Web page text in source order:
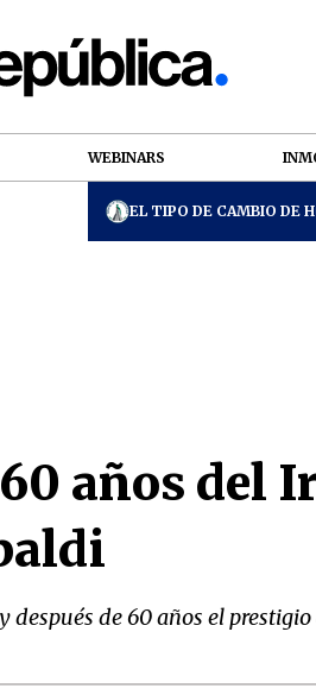
WEBINARS
EL TIPO DE CAMBIO DE
años del
de 60 años el